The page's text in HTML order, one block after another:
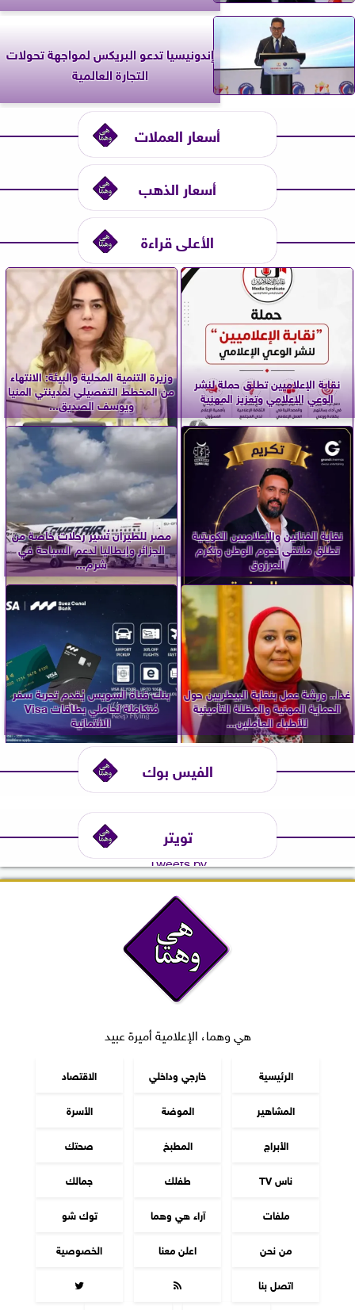
إندونيسيا تدعو البريكس لمواجهة تحولات
التجارة العالمية
أسعار العملات
أسعار الذهب
الأعلى قراءة
نقابة الإعلاميين تطلق حملة لنشر
الوعي الإعلامي وتعزيز المهنية
وزيرة التنمية المحلية والبيئة: الانتهاء
من المخطط التفصيلي لمدينتي المنيا
ويوسف الصديق...
نقابة الفنانين والإعلاميين الكويتية
تطلق ملتقى نجوم الوطن وتكرم
المرزوق
مصر للطيران تُسير رحلات خاصة من
الجزائر وإيطاليا لدعم السياحة في
شرم...
غدا.. ورشة عمل بنقابة البيطريين حول
الحماية المهنية والمظلة التأمينية
للأطباء العاملين...
بنك قناة السويس يُقدم تجربة سفر
مُتكاملة لحاملي بطاقات Visa
الائتمانية
الفيس بوك
تويتر
Tweets by
هي وهما، الإعلامية أميرة عبيد
الرئيسية خارجي وداخلي
الاقتصاد
المشاهير
الموضة
الأسرة
الأبراج
المطبخ
صحتك
ناس TV
طفلك
جمالك
ملفات
آراء هي وهما
توك شو
من نحن
اعلن معنا
الخصوصية
اتصل بنا

